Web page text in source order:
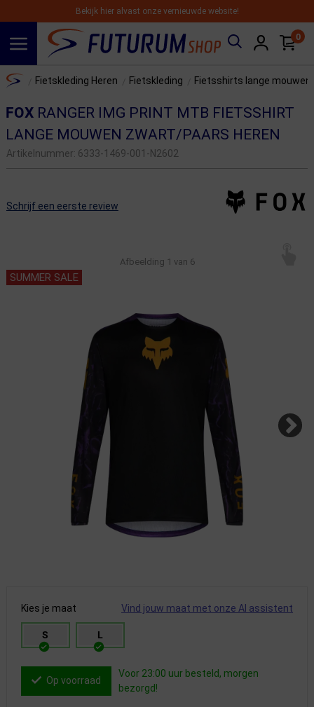
Bekijk hier alvast onze vernieuwde website!
0
Home Fietskleding Heren Fietskleding Fietsshirts lange mouwen
FOXRANGER IMG PRINT MTB FIETSSHIRT
LANGE MOUWEN ZWART/PAARS HEREN
Artikelnummer: 6333-1469-001-N2602
Schrijf een eerste review
Afbeelding 1 van 6
SUMMER SALE
Kies je maat Vind jouw maat met onze AI assistent
S L
Op voorraad
Voor 23:00 uur besteld, morgen
bezorgd!